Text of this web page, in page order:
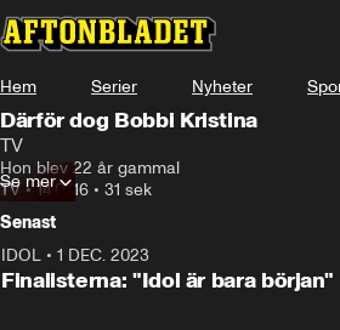
Hem Serier Nyheter
Därför dog Bobbi Kristina
TV
Hon blev 22 år gammal
TV •14.07.16 • 31 sek
Se mer
Senast
IDOL • 1 DEC. 2023
Finalisterna: "Idol är bara början"